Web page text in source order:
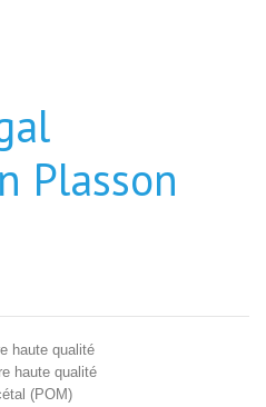
Plasson
haute qualité
haute qualité
(POM)